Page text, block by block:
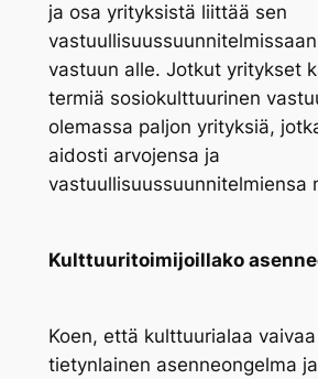
ja osa yrityksistä liittää sen
vastuun alle. Jotkut yritykset
termiä sosiokulttuurinen
olemassa paljon yrityksiä,
aidosti arvojensa ja
vastuullisuussuunnitelmiensa
Kulttuuritoimijoillako
Koen, että kulttuurialaa
tietynlainen asenneongelma ja